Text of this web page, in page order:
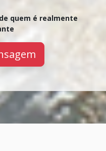
quem é realmente